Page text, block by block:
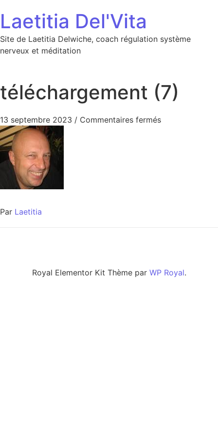
Laetitia Del'Vita
Site de Laetitia Delwiche, coach régulation système
nerveux et méditation
téléchargement (7)
13 septembre 2023 / Commentaires ferméssur
Par Laetitia
Royal Elementor Kit Thème par WP Royal.